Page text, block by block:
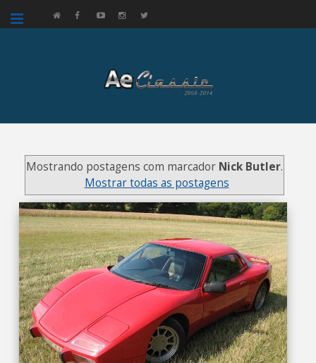
Mostrando postagens com marcador Nick Butler.
Mostrar todas as postagens